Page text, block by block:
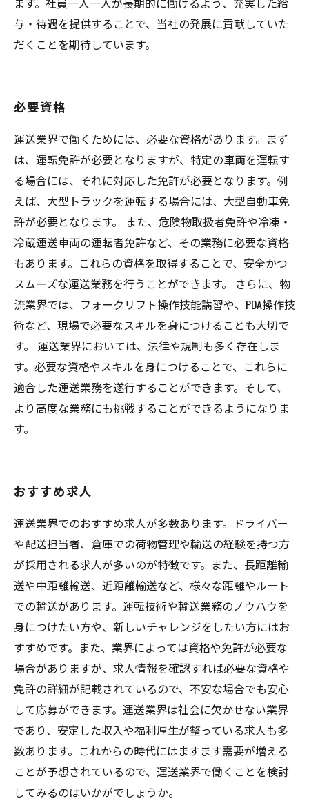
与・待遇を提供することで、当社の発展に貢献していた
だくことを期待しています。
必要資格
運送業界で働くためには、必要な資格があります。まず
は、運転免許が必要となりますが、特定の車両を運転す
る場合には、それに対応した免許が必要となります。例
えば、大型トラックを運転する場合には、大型自動車免
許が必要となります。 また、危険物取扱者免許や冷凍・
冷蔵運送車両の運転者免許など、その業務に必要な資格
もあります。これらの資格を取得することで、安全かつ
スムーズな運送業務を行うことができます。 さらに、物
流業界では、フォークリフト操作技能講習や、PDA操作技
術など、現場で必要なスキルを身につけることも大切で
す。 運送業界においては、法律や規制も多く存在しま
す。必要な資格やスキルを身につけることで、これらに
適合した運送業務を遂行することができます。そして、
より高度な業務にも挑戦することができるようになりま
す。
おすすめ求人
運送業界でのおすすめ求人が多数あります。ドライバー
や配送担当者、倉庫での荷物管理や輸送の経験を持つ方
が採用される求人が多いのが特徴です。また、長距離輸
送や中距離輸送、近距離輸送など、様々な距離やルート
での輸送があります。運転技術や輸送業務のノウハウを
身につけたい方や、新しいチャレンジをしたい方にはお
すすめです。また、業界によっては資格や免許が必要な
場合がありますが、求人情報を確認すれば必要な資格や
免許の詳細が記載されているので、不安な場合でも安心
して応募ができます。運送業界は社会に欠かせない業界
であり、安定した収入や福利厚生が整っている求人も多
数あります。これからの時代にはますます需要が増える
ことが予想されているので、運送業界で働くことを検討
してみるのはいかがでしょうか。